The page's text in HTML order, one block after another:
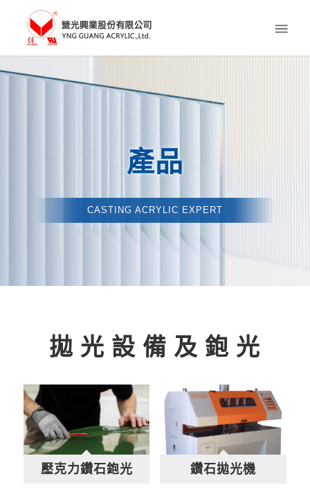
產品
CASTING ACRYLIC EXPERT
拋 光 設 備 及 鉋 光
壓克力鑽石鉋光 鑽石拋光機